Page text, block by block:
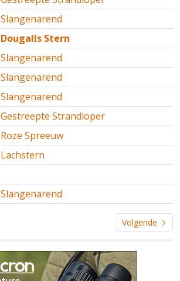
Slangenarend
Dougalls Stern
Slangenarend
Slangenarend
Slangenarend
Gestreepte Strandloper
Roze Spreeuw
Lachstern
Slangenarend
Volgende